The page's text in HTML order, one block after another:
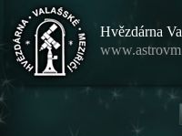
Hvězdárna